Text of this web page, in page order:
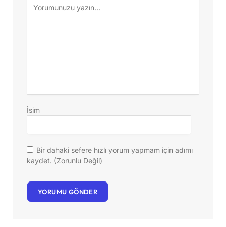
İsim
Bir dahaki sefere hızlı yorum yapmam için adımı
kaydet. (Zorunlu Değil)